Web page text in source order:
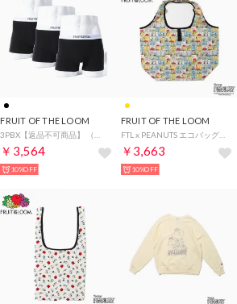
FRUIT OF THE LOOM
￥3,564
10%OFF
FRUIT OF THE LOOM
FTL x PEANUTS エコバッグL2 / ピーナッツ コラボ コミック 総柄プリント （イエロー）
￥3,663
10%OFF